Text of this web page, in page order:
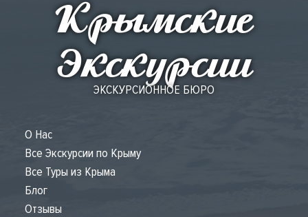
Крымские
Экскурсии
ЭКСКУРСИОННОЕ БЮРО
О Нас
Все Экскурсии по Крыму
Все Туры из Крыма
Блог
Отзывы